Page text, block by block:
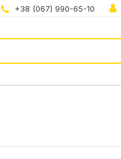
+38 (067) 990-65-10